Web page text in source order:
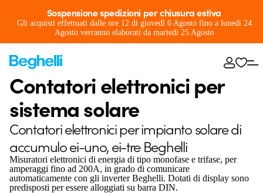
Sospensione spedizioni per chiusura estiva
Gli acquisti effettuati dalle ore 12 di giovedì 6 Agosto fino a lunedì 24
Agosto verranno elaborati da martedì 25 Agosto
Contatori elettronici per
sistema solare
Contatori elettronici per impianto solare di
accumulo ei-uno, ei-tre Beghelli
Misuratori elettronici di energia di tipo monofase e trifase, per
amperaggi fino ad 200A, in grado di comunicare
automaticamente con gli inverter Beghelli. Dotati di display sono
predisposti per essere alloggiati su barra DIN.